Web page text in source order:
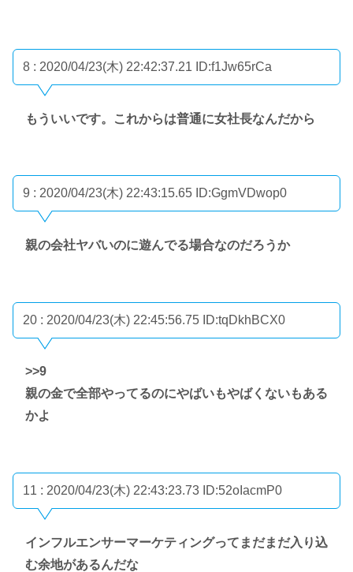
8 : 2020/04/23(木) 22:42:37.21 ID:f1Jw65rCa
もういいです。これからは普通に女社長なんだから
9 : 2020/04/23(木) 22:43:15.65 ID:GgmVDwop0
親の会社ヤバいのに遊んでる場合なのだろうか
20 : 2020/04/23(木) 22:45:56.75 ID:tqDkhBCX0
>>9
親の金で全部やってるのにやばいもやばくないもある
かよ
11 : 2020/04/23(木) 22:43:23.73 ID:52oIacmP0
インフルエンサーマーケティングってまだまだ入り込
む余地があるんだな